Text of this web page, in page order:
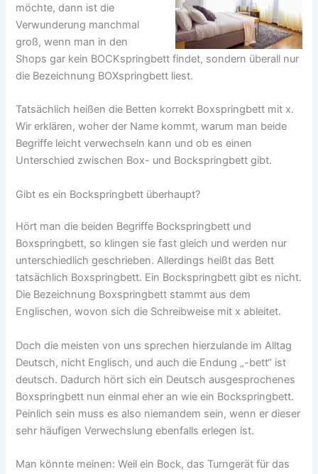
möchte, dann ist die
Verwunderung manchmal
groß, wenn man in den
Shops gar kein BOCKspringbett findet, sondern überall nur
die Bezeichnung BOXspringbett liest.
Tatsächlich heißen die Betten korrekt Boxspringbett mit x.
Wir erklären, woher der Name kommt, warum man beide
Begriffe leicht verwechseln kann und ob es einen
Unterschied zwischen Box- und Bockspringbett gibt.
Gibt es ein Bockspringbett überhaupt?
Hört man die beiden Begriffe Bockspringbett und
Boxspringbett, so klingen sie fast gleich und werden nur
unterschiedlich geschrieben. Allerdings heißt das Bett
tatsächlich Boxspringbett. Ein Bockspringbett gibt es nicht.
Die Bezeichnung Boxspringbett stammt aus dem
Englischen, wovon sich die Schreibweise mit x ableitet.
Doch die meisten von uns sprechen hierzulande im Alltag
Deutsch, nicht Englisch, und auch die Endung „-bett“ ist
deutsch. Dadurch hört sich ein Deutsch ausgesprochenes
Boxspringbett nun einmal eher an wie ein Bockspringbett.
Peinlich sein muss es also niemandem sein, wenn er dieser
sehr häufigen Verwechslung ebenfalls erlegen ist.
Man könnte meinen: Weil ein Bock, das Turngerät für das